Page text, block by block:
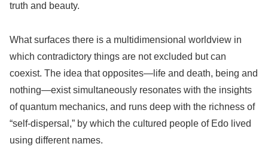
truth and beauty.
What surfaces there is a multidimensional worldview in
which contradictory things are not excluded but can
coexist. The idea that opposites—life and death, being and
nothing—exist simultaneously resonates with the insights
of quantum mechanics, and runs deep with the richness of
“self-dispersal,” by which the cultured people of Edo lived
using different names.